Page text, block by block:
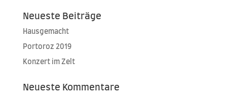
Neueste Beiträge
Hausgemacht
Portoroz 2019
Konzert im Zelt
Neueste Kommentare